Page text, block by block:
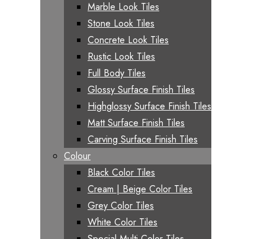
Marble Look Tiles
Stone Look Tiles
Concrete Look Tiles
Rustic Look Tiles
Full Body Tiles
Glossy Surface Finish Tiles
Highglossy Surface Finish Tiles
Matt Surface Finish Tiles
Carving Surface Finish Tiles
Colour
Black Color Tiles
Cream | Beige Color Tiles
Grey Color Tiles
White Color Tiles